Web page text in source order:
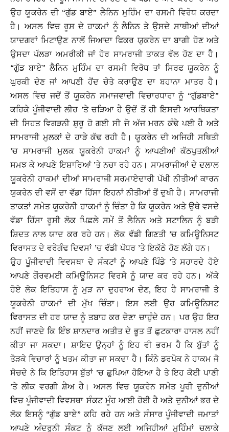
ਉਹ ਯੂਕਰੇਨ ਦੀ “ਗੁੱਡ ਬਾਏ” ਲੈਨਿਨ ਮੁਹਿੰਮ ਦਾ ਰਸਮੀ ਵਿਰੋਧ ਕਰਦਾ
ਹੈ। ਅਸਲ ਵਿਚ ਰੂਸ ਦੇ ਹਾਕਮਾਂ ਨੂੰ ਲੈਨਿਨ ਤੇ ਉਸਦੇ ਸਾਥੀਆਂ ਦੀਆਂ
ਯਾਦਗਰਾਂ ਮਿਟਾਉਣ ਨਾਲੋਂ ਜਿਆਦਾ ਫਿਕਰ ਯੁਕਰੇਨ ਦਾ ਬਾਗੀ ਹੋਣ ਅਤੇ
ਉਸਦਾ ਪੱਲੜਾ ਅਮਰੀਕੀ ਜਾਂ ਹੋਰ ਸਾਮਰਾਜੀ ਤਾਕਤ ਵੱਲ ਹੋਣ ਦਾ ਹੈ।
“ਗੁੱਡ ਬਾਏ” ਲੈਨਿਨ ਮੁਹਿੰਮ ਦਾ ਰਸਮੀ ਵਿਰੋਧ ਤਾਂ ਸਿਰਫ ਯੂਕਰੇਨ ਨੂੰ
ਘੁਰਕੀ ਦੇਣ ਜਾਂ ਆਪਣੀ ਹੋਂਦ ਚੇਤੇ ਕਰਾਉਣ ਦਾ ਬਹਾਨਾ ਮਾਤਰ ਹੈ।
ਅਸਲ ਵਿਚ ਜਦੋਂ ਤੋਂ ਯੂਕਰੇਨ ਸਮਾਜਵਾਦੀ ਵਿਚਾਰਧਾਰਾ ਨੂੰ “ਗੁੱਡਬਾਏ”
ਕਹਿਕੇ ਪੂੰਜੀਵਾਦੀ ਲੀਹ ’ਤੇ ਚੜਿਆ ਹੈ ਉਦੋਂ ਤੋਂ ਹੀ ਇਸਦੀ ਆਰਥਿਕਤਾ
ਦੀ ਸਿਹਤ ਵਿਗੜਨੀ ਸ਼ੁਰੂ ਹੋ ਗਈ ਸੀ ਜੋ ਅੱਜ ਮਰਨ ਕੰਢੇ ਪਈ ਹੈ ਅਤੇ
ਸਾਮਰਾਜੀ ਮੁਲਕਾਂ ਦੇ ਹਾੜੇ ਕੱਢ ਰਹੀ ਹੈ। ਯੂਕਰੇਨ ਦੀ ਅਜਿਹੀ ਸਥਿਤੀ
’ਚ ਸਾਮਰਾਜੀ ਮੁਲਕ ਯੂਕਰੇਨੀ ਹਾਕਮਾਂ ਨੂੰ ਆਪਣੀਆਂ ਕੱਠਪੁਤਲੀਆਂ
ਸਮਝ ਕੇ ਆਪਣੇ ਇਸ਼ਾਰਿਆਂ ’ਤੇ ਨਚਾ ਰਹੇ ਹਨ। ਸਾਮਰਾਜੀਆਂ ਦੇ ਦਲਾਲ
ਯੂਕਰੇਨੀ ਹਾਕਮਾਂ ਦੀਆਂ ਸਾਮਰਾਜੀ ਸਰਮਾਏਦਾਰੀ ਪੱਖੀ ਨੀਤੀਆਂ ਕਾਰਨ
ਯੁਕਰੇਨ ਦੀ ਵਸੋਂ ਦਾ ਵੱਡਾ ਹਿੱਸਾ ਇਹਨਾਂ ਨੀਤੀਆਂ ਤੋਂ ਦੁਖੀ ਹੈ। ਸਾਮਰਾਜੀ
ਤਾਕਤਾਂ ਸਮੇਤ ਯੂਕਰੇਨੀ ਹਾਕਮਾਂ ਨੂੰ ਚਿੰਤਾ ਹੈ ਕਿ ਯੂਕਰੇਨ ਅਤੇ ਉਥੇ ਵਸਦੇ
ਵੱਡਾ ਹਿੱਸਾ ਰੂਸੀ ਲੋਕ ਪਿਛਲੇ ਸਮੇਂ ਤੋਂ ਲੈਨਿਨ ਅਤੇ ਸਟਾਲਿਨ ਨੂੰ ਬੜੀ
ਸ਼ਿਦਤ ਨਾਲ ਯਾਦ ਕਰ ਰਹੇ ਹਨ। ਲੋਕ ਵੱਡੀ ਗਿਣਤੀ ’ਚ ਕਮਿਊਨਿਸਟ
ਵਿਰਾਸਤ ਦੇ ਵਰੇਗੰਢ ਦਿਵਸਾਂ ’ਚ ਵੱਡੀ ਪੱਧਰ ’ਤੇ ਇਕੱਠੇ ਹੋਣ ਲੱਗੇ ਹਨ।
ਉਹ ਪੂੰਜੀਵਾਦੀ ਵਿਵਸਥਾ ਦੇ ਸੰਕਟਾਂ ਨੂੰ ਆਪਣੇ ਪਿੰਡੇ ’ਤੇ ਸਹਾਰਦੇ ਹੋਏ
ਆਪਣੇ ਗੌਰਵਮਈ ਕਮਿਊਨਿਸਟ ਵਿਰਸੇ ਨੂੰ ਯਾਦ ਕਰ ਰਹੇ ਹਨ। ਅੱਕੇ
ਹੋਏ ਲੋਕ ਇਤਿਹਾਸ ਨੂੰ ਮੁੜ ਨਾ ਦੁਹਰਾਅ ਦੇਣ, ਇਹ ਹੈ ਸਾਮਰਾਜੀ ਤੇ
ਯੂਕਰੇਨੀ ਹਾਕਮਾਂ ਦੀ ਮੁੱਖ ਚਿੰਤਾ। ਇਸ ਲਈ ਉਹ ਕਮਿਊਨਿਸਟ
ਵਿਰਾਸਤ ਦੀ ਹਰ ਯਾਦ ਨੂੰ ਤਬਾਹ ਕਰ ਦੇਣਾ ਚਾਹੁੰਦੇ ਹਨ। ਪਰ ਉਹ ਇਹ
ਨਹੀਂ ਜਾਣਦੇ ਕਿ ਇੰਝ ਸ਼ਾਨਦਾਰ ਅਤੀਤ ਦੇ ਭੂਤ ਤੋਂ ਛੁਟਕਾਰਾ ਹਾਸਲ ਨਹੀਂ
ਕੀਤਾ ਜਾ ਸਕਦਾ। ਸ਼ਾਇਦ ਉਨ੍ਹਾਂ ਨੂੰ ਇਹ ਵੀ ਭਰਮ ਹੈ ਕਿ ਬੁੱਤਾਂ ਨੂੰ
ਤੋੜਕੇ ਵਿਚਾਰਾਂ ਨੂੰ ਖਤਮ ਕੀਤਾ ਜਾ ਸਕਦਾ ਹੈ। ਕਿੰਨੇ ਡਰਪੋਕ ਨੇ ਹਾਕਮ ਜੋ
ਸੋਚਦੇ ਨੇ ਕਿ ਇਤਿਹਾਸ ਬੁੱਤਾਂ ’ਚ ਛੁਪਿਆ ਹੋਇਆ ਹੈ ਤੇ ਇਹ ਕੋਈ ਪਾਣੀ
’ਤੇ ਲੀਕ ਵਰਗੀ ਸ਼ੈਅ ਹੈ। ਅਸਲ ਵਿਚ ਯੂਕਰੇਨ ਸਮੇਤ ਪੂਰੀ ਦੁਨੀਆਂ
ਵਿਚ ਪੂੰਜੀਵਾਦੀ ਵਿਵਸਥਾ ਸੰਕਟ ਮੂੰਹ ਆਈ ਹੋਈ ਹੈ ਅਤੇ ਦੁਨੀਆਂ ਭਰ ਦੇ
ਲੋਕ ਇਸਨੂੰ “ਗੁੱਡ ਬਾਏ” ਕਹਿ ਰਹੇ ਹਨ ਅਤੇ ਸੰਸਾਰ ਪੂੰਜੀਵਾਦੀ ਜਮਾਤਾਂ
ਆਪਣੇ ਅੰਦਰੂਨੀ ਸੰਕਟ ਨੂੰ ਕੱਜਣ ਲਈ ਅਜਿਹੀਆਂ ਮੁਹਿੰਮਾਂ ਚਲਾਕੇ